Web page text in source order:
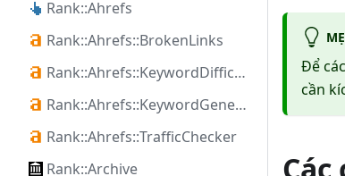
Rank::Ahrefs
Rank::Ahrefs::BrokenLinks
Rank::Ahrefs::KeywordDifficulty
Rank::Ahrefs::KeywordGenerator
Rank::Ahrefs::TrafficChecker
Rank::Archive
Để
cần